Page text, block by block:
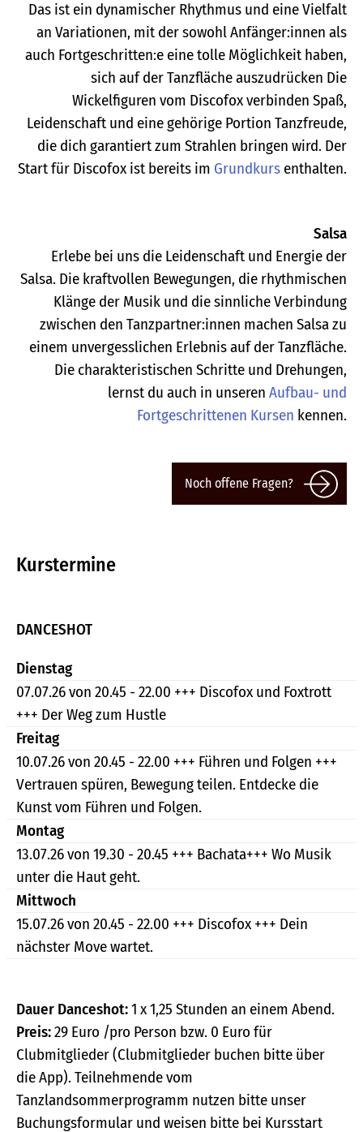
Das ist ein dynamischer Rhythmus und eine Vielfalt
an Variationen, mit der sowohl Anfänger:innen als
auch Fortgeschritten:e eine tolle Möglichkeit haben,
sich auf der Tanzfläche auszudrücken Die
Wickelfiguren vom Discofox verbinden Spaß,
Leidenschaft und eine gehörige Portion Tanzfreude,
die dich garantiert zum Strahlen bringen wird. Der
Start für Discofox ist bereits im Grundkurs enthalten.
Salsa
Erlebe bei uns die Leidenschaft und Energie der
Salsa. Die kraftvollen Bewegungen, die rhythmischen
Klänge der Musik und die sinnliche Verbindung
zwischen den Tanzpartner:innen machen Salsa zu
einem unvergesslichen Erlebnis auf der Tanzfläche.
Die charakteristischen Schritte und Drehungen,
lernst du auch in unseren Aufbau- und
Fortgeschrittenen Kursen kennen.
Noch offene Fragen?
Kurstermine
DANCESHOT
Dienstag
07.07.26 von 20.45 - 22.00 +++ Discofox und Foxtrott
+++ Der Weg zum Hustle
Freitag
10.07.26 von 20.45 - 22.00 +++ Führen und Folgen +++
Vertrauen spüren, Bewegung teilen. Entdecke die
Kunst vom Führen und Folgen.
Montag
13.07.26 von 19.30 - 20.45 +++ Bachata+++ Wo Musik
unter die Haut geht.
Mittwoch
15.07.26 von 20.45 - 22.00 +++ Discofox +++ Dein
nächster Move wartet.
Dauer Danceshot:1 x 1,25 Stunden an einem Abend.
Preis:29 Euro /pro Person bzw. 0 Euro für
Clubmitglieder (Clubmitglieder buchen bitte über
die App). Teilnehmende vom
Tanzlandsommerprogramm nutzen bitte unser
Buchungsformular und weisen bitte bei Kursstart